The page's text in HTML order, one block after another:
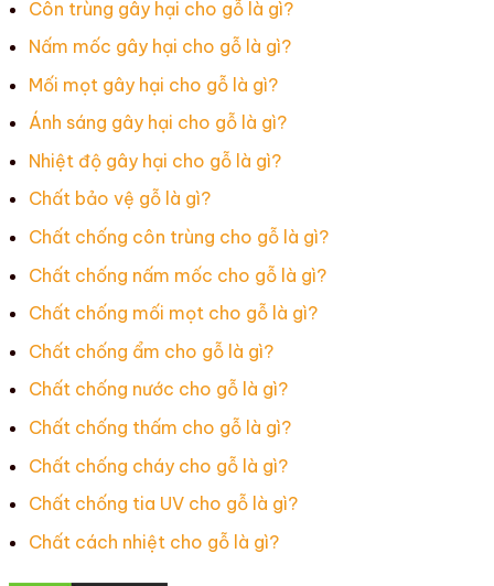
Côn trùng gây hại cho gỗ là gì?
Nấm mốc gây hại cho gỗ là gì?
Mối mọt gây hại cho gỗ là gì?
Ánh sáng gây hại cho gỗ là gì?
Nhiệt độ gây hại cho gỗ là gì?
Chất bảo vệ gỗ là gì?
Chất chống côn trùng cho gỗ là gì?
Chất chống nấm mốc cho gỗ là gì?
Chất chống mối mọt cho gỗ là gì?
Chất chống ẩm cho gỗ là gì?
Chất chống nước cho gỗ là gì?
Chất chống thấm cho gỗ là gì?
Chất chống cháy cho gỗ là gì?
Chất chống tia UV cho gỗ là gì?
Chất cách nhiệt cho gỗ là gì?